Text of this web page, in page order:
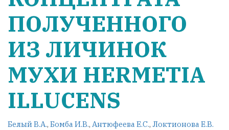
ПОЛУЧЕННОГО
ИЗ ЛИЧИНОК
МУХИ HERMETIA
ILLUCENS
Белый В.А., Бомба И.В., Антюфеева Е.С., Локтионова Е.В.